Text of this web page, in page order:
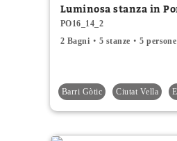
Luminosa stanza in
PO16_14_2
2 Bagni
5 stanze 5
Barri Gòtic Ciutat Vella